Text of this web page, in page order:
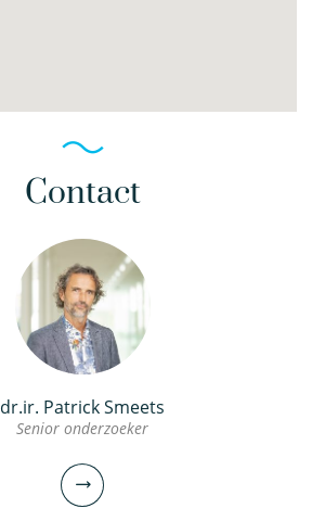
Contact
dr.ir. Patrick Smeets
Senior onderzoeker